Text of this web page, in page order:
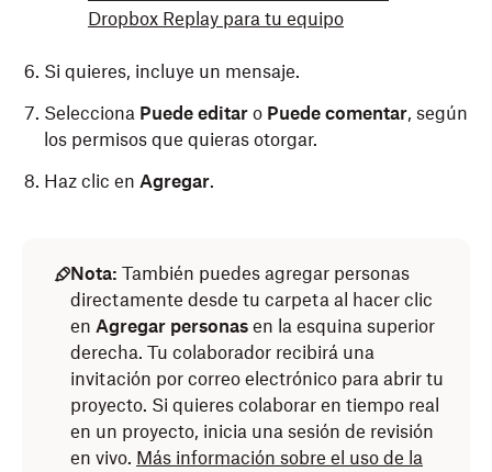
Dropbox Replay para tu equipo
Si quieres, incluye un mensaje.
Selecciona Puede editar o Puede comentar, según
los permisos que quieras otorgar.
Haz clic en Agregar.
Nota: También puedes agregar personas
directamente desde tu carpeta al hacer clic
en Agregar personas en la esquina superior
derecha. Tu colaborador recibirá una
invitación por correo electrónico para abrir tu
proyecto. Si quieres colaborar en tiempo real
en un proyecto, inicia una sesión de revisión
en vivo. Más información sobre el uso de la